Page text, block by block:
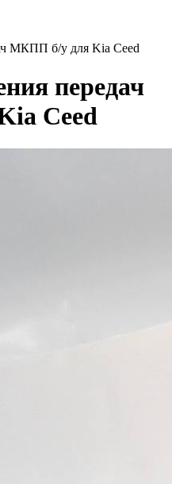
МКПП б/у для Kia Ceed
передач
Ceed